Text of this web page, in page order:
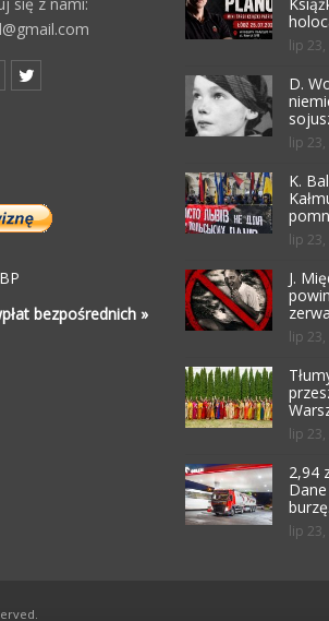
bezpośrednich »
lip
D.
lip
K.
lip
J.
lip
lip
2,94
lip